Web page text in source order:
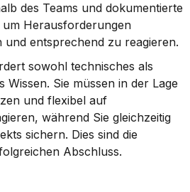
des Teams und dokumentierte
Herausforderungen
entsprechend zu reagieren.
sowohl technisches als
Wissen. Sie müssen in der Lage
und flexibel auf
während Sie gleichzeitig
sichern. Dies sind die
Abschluss.